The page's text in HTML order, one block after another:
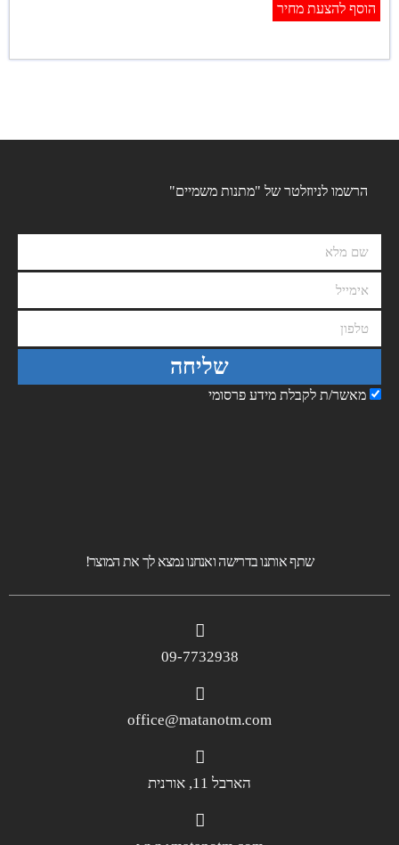
הוסף להצעת מחיר
הרשמו לניוזלטר של "מתנות משמיים"
מאשר/ת לקבלת מידע פרסומי
שליחה
שתף אותנו בדרישה ואנחנו נמצא לך את המוצר!
09-7732938
office@matanotm.com
הארבל 11, אורנית